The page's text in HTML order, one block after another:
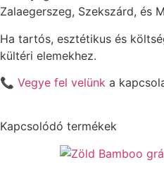
Zalaegerszeg, Szekszárd, és
Ha tartós, esztétikus és
kültéri elemekhez.
📞 Vegye fel velünk a
Kapcsolódó termékek